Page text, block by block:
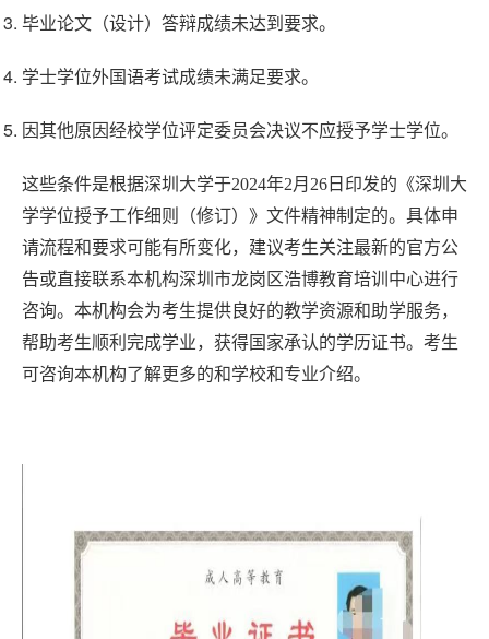
毕业论文（设计）答辩成绩未达到要求。
学士学位外国语考试成绩未满足要求。
因其他原因经校学位评定委员会决议不应授予学士学位。
这些条件是根据深圳大学于2024年2月26日印发的《深圳大
学学位授予工作细则（修订）》文件精神制定的。具体申
请流程和要求可能有所变化，建议考生关注最新的官方公
告或直接联系本机构深圳市龙岗区浩博教育培训中心进行
咨询。本机构会为考生提供良好的教学资源和助学服务，
帮助考生顺利完成学业，获得国家承认的学历证书。考生
可咨询本机构了解更多的和学校和专业介绍。